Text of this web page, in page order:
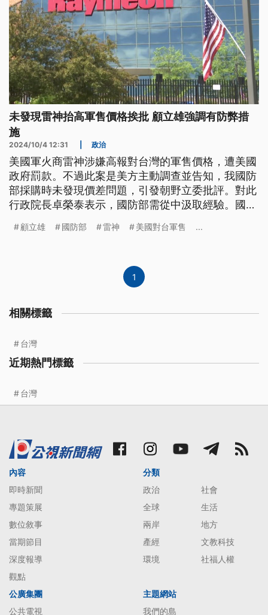
未發現雷神抬高軍售價格挨批 顧立雄強調有防弊措
施
2024/10/4 12:31 政治
美國軍火商雷神涉嫌高報對台灣的軍售價格，遭美國
政府罰款。不過此案是美方主動調查並告知，我國防
部採購時未發現價差問題，引發朝野立委批評。對此
行政院長卓榮泰表示，國防部需從中汲取經驗。國防
也強調美國對台軍售有防弊措施。
顧立雄 國防部 雷神 美國對台軍售 ...
1
相關標籤
台灣
近期熱門標籤
台灣
內容
即時新聞
專題策展
數位敘事
當期節目
深度報導
觀點
分類
政治
社會
全球
生活
兩岸
地方
產經
文教科技
環境
社福人權
公廣集團
公共電視
主題網站
我們的島